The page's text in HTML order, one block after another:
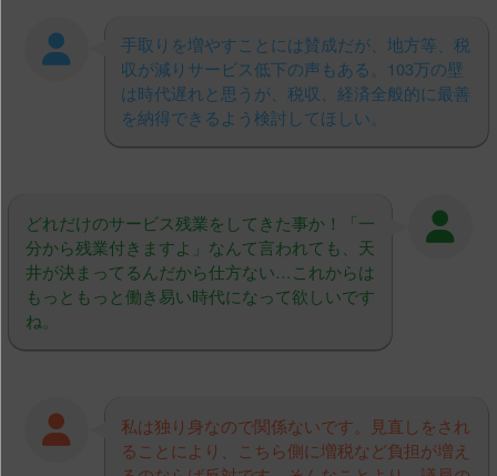
手取りを増やすことには賛成だが、地方等、税
収が減りサービス低下の声もある。103万の壁
は時代遅れと思うが、税収、経済全般的に最善
を納得できるよう検討してほしい。
どれだけのサービス残業をしてきた事か！「一
分から残業付きますよ」なんて言われても、天
井が決まってるんだから仕方ない…これからは
もっともっと働き易い時代になって欲しいです
ね。
私は独り身なので関係ないです。見直しをされ
ることにより、こちら側に増税など負担が増え